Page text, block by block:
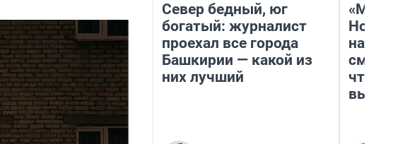
Север бедный, юг
богатый: журналист
проехал все города
Башкирии — какой из
них лучший
«Мы